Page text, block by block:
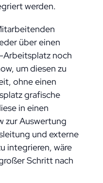
werden.
über einen
noch
um diesen zu
ohne einen
grafische
in einen
zur Auswertung
und externe
integrieren, wäre
Schritt nach